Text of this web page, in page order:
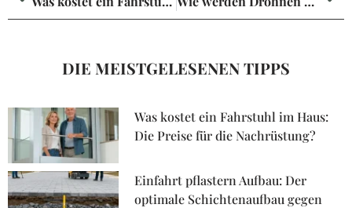
DIE MEISTGELESENEN TIPPS
Was kostet ein Fahrstuhl im Haus:
Die Preise für die Nachrüstung?
Einfahrt pflastern Aufbau: Der
optimale Schichtenaufbau gegen